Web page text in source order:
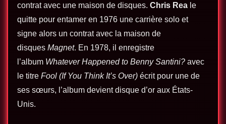
contrat avec une maison de disques. Chris Rea le
quitte pour entamer en 1976 une carrière solo et
signe alors un contrat avec la maison de
disques Magnet. En 1978, il enregistre
l’album Whatever Happened to Benny Santini? avec
le titre Fool (If You Think It’s Over) écrit pour une de
ses sœurs, l’album devient disque d’or aux États-
Unis.